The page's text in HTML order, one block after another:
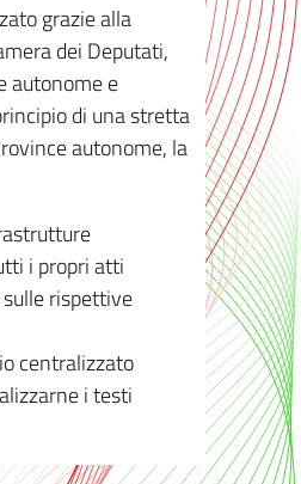
grazie alla
dei Deputati,
autonome e
di una stretta
autonome, la
i propri atti
rispettive
centralizzato
i testi